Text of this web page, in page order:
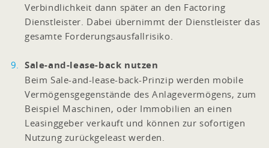
Verbindlichkeit dann später an den Factoring
Dienstleister. Dabei übernimmt der Dienstleister das
gesamte Forderungsausfallrisiko.
Sale-and-lease-back nutzen
Beim Sale-and-lease-back-Prinzip werden mobile
Vermögensgegenstände des Anlagevermögens, zum
Beispiel Maschinen, oder Immobilien an einen
Leasinggeber verkauft und können zur sofortigen
Nutzung zurückgeleast werden.